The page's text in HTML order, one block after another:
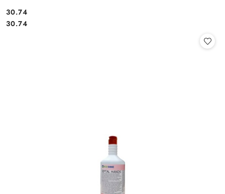
Cena:
30.74
Cena:
30.74